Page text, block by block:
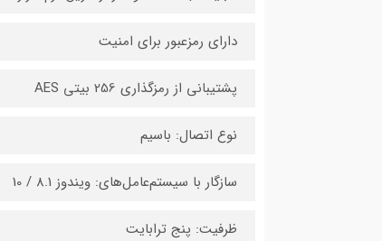
دارای رمزعبور برای امنیت
پشتیبانی از رمزگذاری 256 بیتی AES
نوع اتصال: باسیم
سازگار با سیستم‌عامل‌های: ویندوز 8.1 / 10
ظرفیت: پنج ترابایت